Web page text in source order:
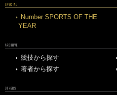
SPECIAL
Number SPORTS OF THE
YEAR
ARCHIVE
競技から探す
著者から探す
OTHERS